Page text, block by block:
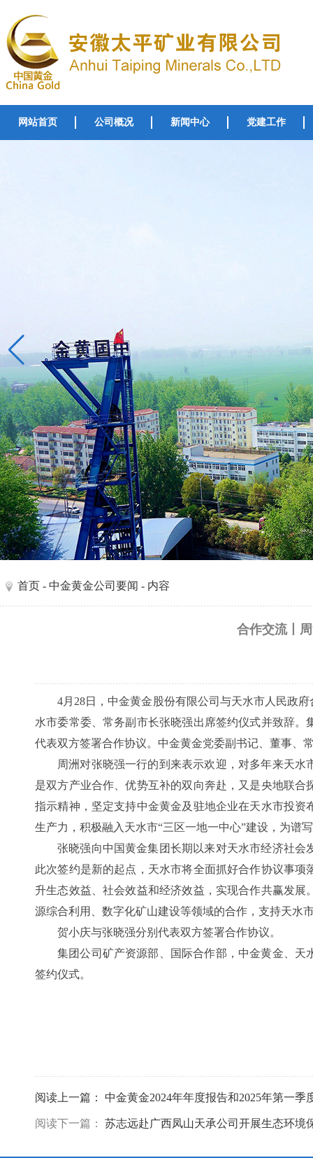
网站首页 公司概况 新闻中心 党建工作
首页 - 中金黄金公司要闻 - 内容
合作交流丨
4月28日，中金黄金股份有限公司与天水市人民政
水市委常委、常务副市长张晓强出席签约仪式并致辞
代表双方签署合作协议。中金黄金党委副书记、董事、
周洲对张晓强一行的到来表示欢迎，对多年来天
是双方产业合作、优势互补的双向奔赴，又是央地联
指示精神，坚定支持中金黄金及驻地企业在天水市投
生产力，积极融入天水市“三区一地一中心”建设，为谱
张晓强向中国黄金集团长期以来对天水市经济社
此次签约是新的起点，天水市将全面抓好合作协议事
升生态效益、社会效益和经济效益，实现合作共赢发
源综合利用、数字化矿山建设等领域的合作，支持天水
贺小庆与张晓强分别代表双方签署合作协议。
集团公司矿产资源部、国际合作部，中金黄金、
签约仪式。
阅读上一篇： 中金黄金2024年年度报告和2025年第一季
阅读下一篇： 苏志远赴广西凤山天承公司开展生态环境